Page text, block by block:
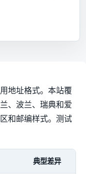
地址格式。本站覆
、波兰、瑞典和爱
和邮编样式。测试
典型差异